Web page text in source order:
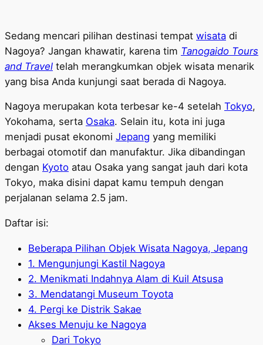
Sedang mencari pilihan destinasi tempat wisata di
Nagoya? Jangan khawatir, karena tim Tanogaido Tours
and Travel telah merangkumkan objek wisata menarik
yang bisa Anda kunjungi saat berada di Nagoya.
Nagoya merupakan kota terbesar ke-4 setelah Tokyo,
Yokohama, serta Osaka. Selain itu, kota ini juga
menjadi pusat ekonomi Jepang yang memiliki
berbagai otomotif dan manufaktur. Jika dibandingan
dengan Kyoto atau Osaka yang sangat jauh dari kota
Tokyo, maka disini dapat kamu tempuh dengan
perjalanan selama 2.5 jam.
Daftar isi:
Beberapa Pilihan Objek Wisata Nagoya, Jepang
1. Mengunjungi Kastil Nagoya
2. Menikmati Indahnya Alam di Kuil Atsusa
3. Mendatangi Museum Toyota
4. Pergi ke Distrik Sakae
Akses Menuju ke Nagoya
Dari Tokyo